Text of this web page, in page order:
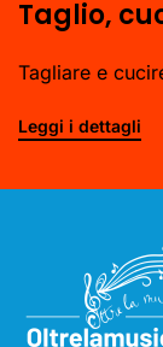
Taglio,
Tagliare e
Leggi i dettagli